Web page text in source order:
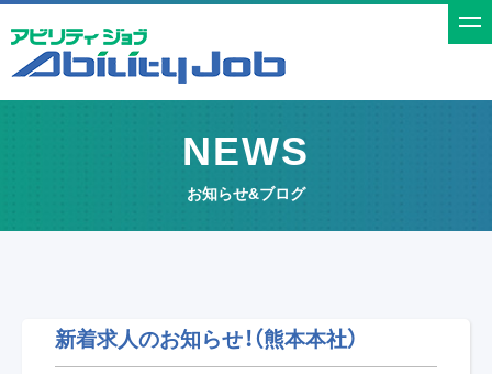
t
a
NEWS
お知らせ&ブログ
新着求人のお知らせ！（熊本本社）